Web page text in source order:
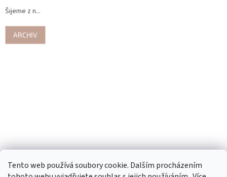
Tento web používá soubory cookie. Dalším procházením
Šijeme z n...
ARCHIV